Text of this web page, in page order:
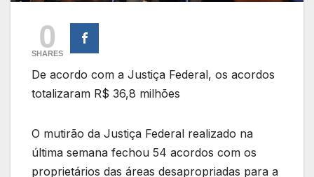
0
SHARES
De acordo com a Justiça Federal, os acordos
totalizaram R$ 36,8 milhões
O mutirão da Justiça Federal realizado na
última semana fechou 54 acordos com os
proprietários das áreas desapropriadas para a